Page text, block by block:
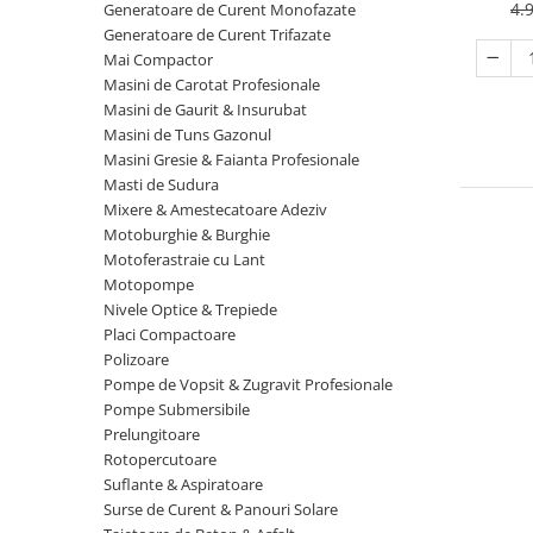
Aragazuri - cuptor electric
Aragazuri - cuptor gaz
Aragazuri Rustice
Plite pe gaz
Plite pe inductie
Plite vitroceramice
Articole Sanitare
Clesti & foarfece gradina
Convectoare
Cuptoare cu microunde
Cuptoare cu microunde
incorporabile
Cuptoare electrice
Laser nivel
Masini de Gaurit & Insurubat
Masini de gaurit fixe & banc
Masini de Polisat
Masti de sudura
Mixere & Amestecatoare Mortar
Motoare Electrice
Pistoale Aer Cald
Prelungitoare
Redresoare Auto
Rindele & Abricuri
Rotopercutoare
Prese Hidraulice
Truse & Seturi Surubelnite
Unelte de mana
Chei pentru tevi & conducte
Clesti Pentru Nituri
Masini de Tuns Gazonul
Masini Gresie & Faianta
Profesionale
Ventuze Vaccum
Masti de Sudura
Mixere & Amestecatoare Adeziv
Motoburghie & Burghie
Motoferastraie cu Lant
Motopompe
Nivele Optice & Trepiede
Placi Compactoare
Pompe de Vopsit & Zugravit
Profesionale
Pompe Submersibile
Generatoare de Curent Monofazate
Generatoare de Curent Trifazate
Mai Compactor
Masini de Carotat Profesionale
Masini de Gaurit & Insurubat
Masini de Tuns Gazonul
Masini Gresie & Faianta Profesionale
Masti de Sudura
Mixere & Amestecatoare Adeziv
Motoburghie & Burghie
Motoferastraie cu Lant
Motopompe
Nivele Optice & Trepiede
Placi Compactoare
Polizoare
Pompe de Vopsit & Zugravit Profesionale
Pompe Submersibile
Prelungitoare
Rotopercutoare
Suflante & Aspiratoare
Surse de Curent & Panouri Solare